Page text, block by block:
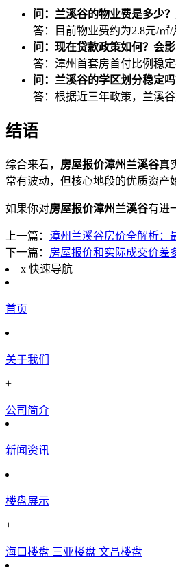
问：兰溪谷的物业费是多少
答：目前物业费约为2.8元/㎡
问：现在贷款政策如何？会
答：漳州首套房首付比例稳
问：兰溪谷的学区划分稳定吗
答：根据近三年政策，兰溪
结语
综合来看， 房屋报价漳州兰溪谷真
常有波动，但核心地段的优质资产
如果你对房屋报价漳州兰溪谷有进
上一篇： 漳州兰溪谷房价全解析：
下一篇： 房屋报价和实际成交价差
x 快速导航
首页
关于我们
+
公司简介
新闻资讯
楼盘展示
+
海口楼盘 三亚楼盘 文昌楼盘